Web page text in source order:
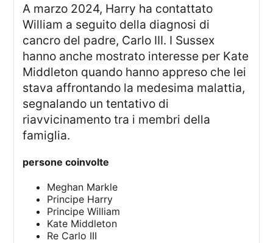
A marzo 2024, Harry ha contattato
William a seguito della diagnosi di
cancro del padre, Carlo III. I Sussex
hanno anche mostrato interesse per Kate
Middleton quando hanno appreso che lei
stava affrontando la medesima malattia,
segnalando un tentativo di
riavvicinamento tra i membri della
famiglia.
persone coinvolte
Meghan Markle
Principe Harry
Principe William
Kate Middleton
Re Carlo III